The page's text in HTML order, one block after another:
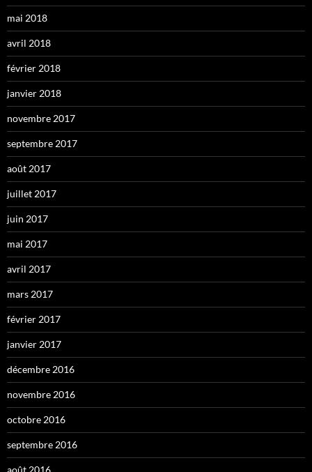
mai 2018
avril 2018
février 2018
janvier 2018
novembre 2017
septembre 2017
août 2017
juillet 2017
juin 2017
mai 2017
avril 2017
mars 2017
février 2017
janvier 2017
décembre 2016
novembre 2016
octobre 2016
septembre 2016
août 2016